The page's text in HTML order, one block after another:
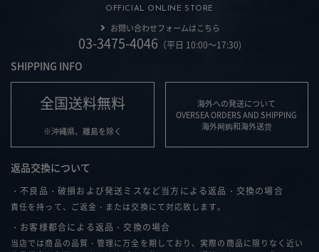
OFFICIAL ONLINE STORE
お問い合わせフォームはこちら
03-3475-4046 （平日 10:00～17:30)
SHIPPING INFO
全国送料無料
※沖縄県、離島を除く
海外への発送について
OVERSEA ORDERS AND SHIPPING
海外网购和海外送货
返品交換について
・不良品・破損および発送ミスなど当方による返品・交換の場合
責任を持って、ご返金・または交換にて対応致します。
・お客様都合による返品・交換の場合
当店では商品の品質・管理に万全を期しており、実際の商品に限りなく近い